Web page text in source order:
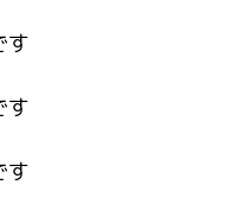
す
す
す